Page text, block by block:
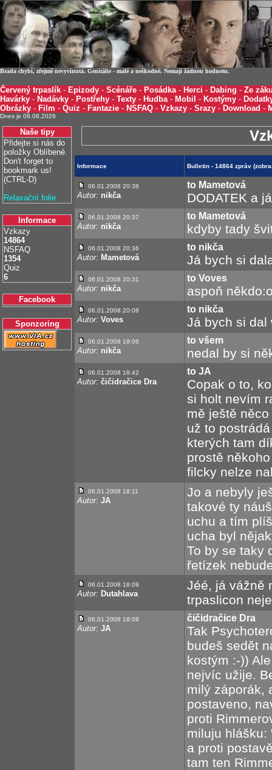
Brada chybí, zřejmě nevyvinutá. Genitálie - malé a neškodné. Nemají žádnou hodnotu.
Červený trpaslík - Epizody - Scénáře - Posádka- Herci - Dabing - Ze
Havárky - Nadávky - Postřehy - Texty - Hudba- Mobil - Kostýmy -
Obrázky - Film - Quiz - Fantazie - NSFAQ - Vzkazy - Srazy - Download -
Dnes je 08.08.2026
Naše tipy
Přidejte si nás do
položky Oblíbené.
Don't forget to
bookmark us!
(CTRL-D)
Relaxační folie
Informace
Vzkazy
14864
NSFAQ
1354
Quiz
6
Facebook
Sponzoring
Informace Bulletin - 14864 zpráv
06.01.2008 20:38
Autor: nikča
to Mametová
DODATEK a
06.01.2008 20:37
Autor: nikča
to Mametová
kdyby tady
06.01.2008 20:36
Autor: Mametová
to nikča
Já bych si
06.01.2008 20:31
Autor: nikča
to Voves
aspoň
06.01.2008 20:08
Autor: Voves
to nikča
Já bych si dal
06.01.2008 19:06
Autor: nikča
to všem
nedal by si
06.01.2008 18:42
Autor: čičidračice Dra
to JA
Copak o to,
si holt nevím
mě ještě
už to
kterých tam
prostě
filcky nelze
06.01.2008 18:11
Autor: JA
Jo a nebyly
takové ty
uchu a tím
ucha byl
To by se taky
řetízek
06.01.2008 18:09
Autor: Dutahlava
Jéé, já vážně
trpaslicon
06.01.2008 18:08
Autor: JA
čičidračice Dra
Tak
budeš sedět
kostým :-))
nejvíc užije.
milý záporák,
postaveno,
proti
miluju hlášku:
a proti
tam ten